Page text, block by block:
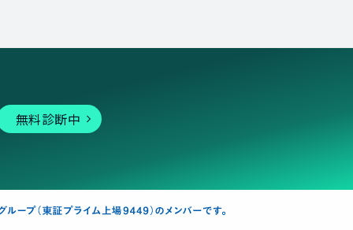
無料診断中